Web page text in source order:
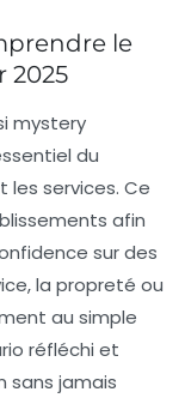
le
2025
mystery
du
services. Ce
afin
sur des
la propreté ou
au simple
réfléchi et
sans jamais